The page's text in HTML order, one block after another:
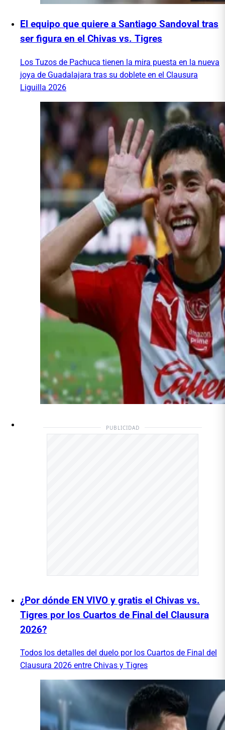
El equipo que quiere a Santiago Sandoval tras
ser figura en el Chivas vs. Tigres
Los Tuzos de Pachuca tienen la mira puesta en la nueva
joya de Guadalajara tras su doblete en el Clausura
Liguilla 2026
PUBLICIDAD
¿Por dónde EN VIVO y gratis el Chivas vs.
Tigres por los Cuartos de Final del Clausura
2026?
Todos los detalles del duelo por los Cuartos de Final del
Clausura 2026 entre Chivas y Tigres